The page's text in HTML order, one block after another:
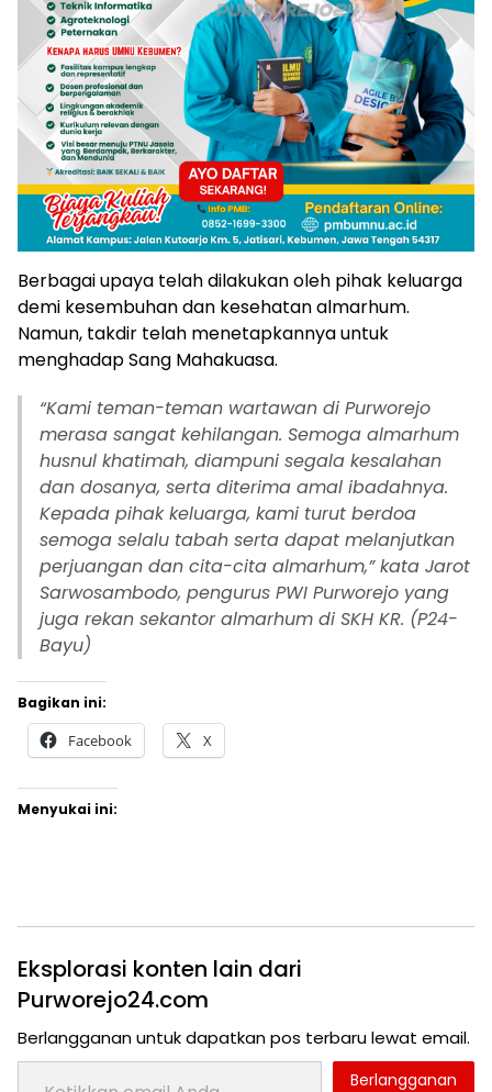
Berbagai upaya telah dilakukan oleh pihak keluarga
demi kesembuhan dan kesehatan almarhum.
Namun, takdir telah menetapkannya untuk
menghadap Sang Mahakuasa.
“Kami teman-teman wartawan di Purworejo
merasa sangat kehilangan. Semoga almarhum
husnul khatimah, diampuni segala kesalahan
dan dosanya, serta diterima amal ibadahnya.
Kepada pihak keluarga, kami turut berdoa
semoga selalu tabah serta dapat melanjutkan
perjuangan dan cita-cita almarhum,” kata Jarot
Sarwosambodo, pengurus PWI Purworejo yang
juga rekan sekantor almarhum di SKH KR. (P24-
Bayu)
Bagikan ini:
Facebook X
Menyukai ini:
Eksplorasi konten lain dari
Purworejo24.com
Berlangganan untuk dapatkan pos terbaru lewat email.
Ketikkan email Anda...
Berlangganan